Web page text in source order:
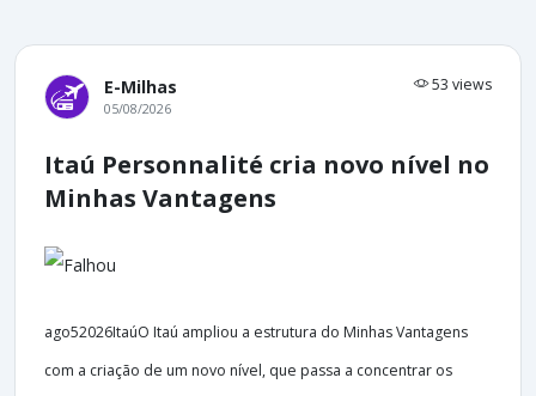
E-Milhas 53 views
05/08/2026
Itaú Personnalité cria novo nível no
Minhas Vantagens
ago52026ItaúO Itaú ampliou a estrutura do Minhas Vantagens
com a criação de um novo nível, que passa a concentrar os